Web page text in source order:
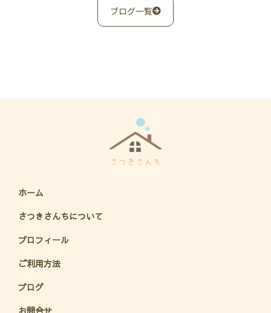
ブログ一覧
ホーム
さつきさんちについて
プロフィール
ご利用方法
ブログ
お問合せ